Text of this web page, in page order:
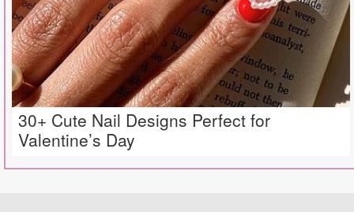
30+ Cute Nail Designs Perfect for
Valentine’s Day